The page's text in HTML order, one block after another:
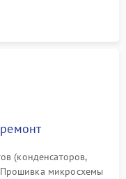
(конденсаторов,
микросхемы